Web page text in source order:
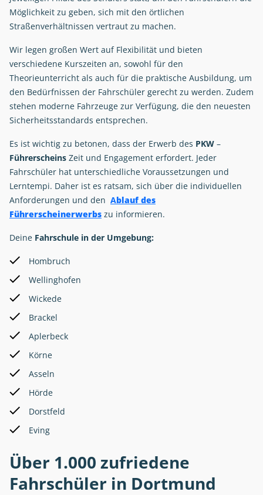
Möglichkeit zu geben, sich mit den örtlichen
Straßenverhältnissen vertraut zu machen.
Wir legen großen Wert auf Flexibilität und bieten
verschiedene Kurszeiten an, sowohl für den
Theorieunterricht als auch für die praktische Ausbildung, um
den Bedürfnissen der Fahrschüler gerecht zu werden. Zudem
stehen moderne Fahrzeuge zur Verfügung, die den neuesten
Sicherheitsstandards entsprechen.
Es ist wichtig zu betonen, dass der Erwerb des PKW –
Führerscheins Zeit und Engagement erfordert. Jeder
Fahrschüler hat unterschiedliche Voraussetzungen und
Lerntempi. Daher ist es ratsam, sich über die individuellen
Anforderungen und den Ablauf des
Führerscheinerwerbs zu informieren.
Deine Fahrschule in der Umgebung:
Hombruch
Wellinghofen
Wickede
Brackel
Aplerbeck
Körne
Asseln
Hörde
Dorstfeld
Eving
Über 1.000 zufriedene
Fahrschüler in Dortmund